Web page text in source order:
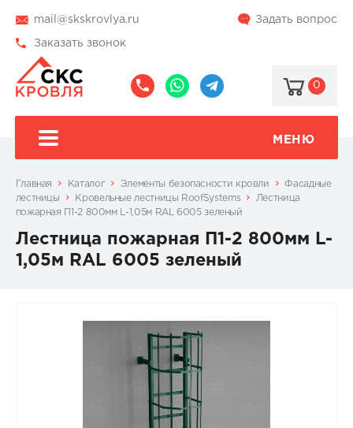
mail@skskrovlya.ru Задать вопрос
Заказать звонок
0
МЕНЮ
Главная Каталог Элементы безопасности кровли
Фасадные
лестницы
Кровельные лестницы RoofSystems
Лестница
пожарная П1-2 800мм L-1,05м RAL 6005 зеленый
Лестница пожарная П1-2 800мм L-
1,05м RAL 6005 зеленый